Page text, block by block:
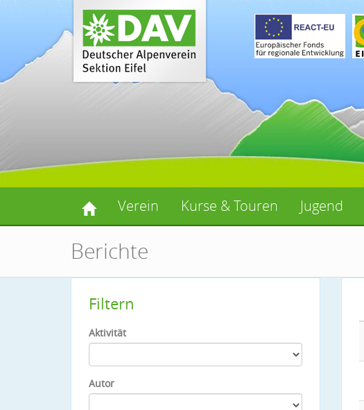
Verein Kurse & Touren Jugend
Berichte
Filtern
Aktivität
Autor